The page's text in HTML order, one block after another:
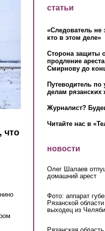
что
статьи
«Следователь не
кто в этом деле»
Сторона защиты
продление
Смирнову до
Путеводитель по
делам рязанских
Журналист?
Читайте нас в
новости
Олег Шалаев
домашний арест
Фото: аппарат
Рязанской
выходец из